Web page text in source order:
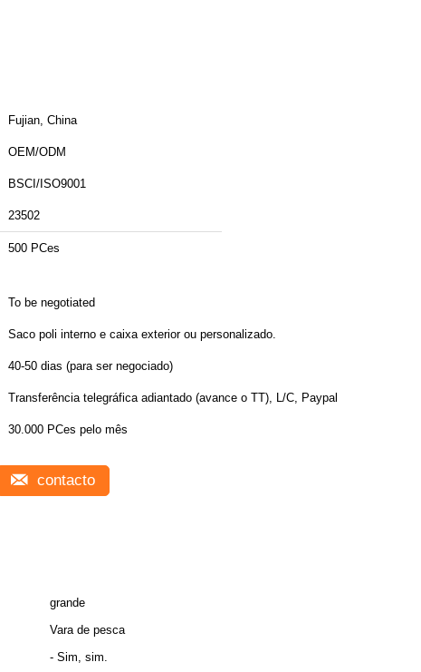
Fujian, China
OEM/ODM
BSCI/ISO9001
23502
500 PCes
To be negotiated
Saco poli interno e caixa exterior ou personalizado.
40-50 dias (para ser negociado)
Transferência telegráfica adiantado (avance o TT), L/C, Paypal
30.000 PCes pelo mês
contacto
grande
Vara de pesca
- Sim, sim.